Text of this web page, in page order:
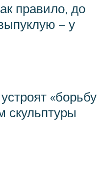
правило, до
– у
«борьбу
скульптуры